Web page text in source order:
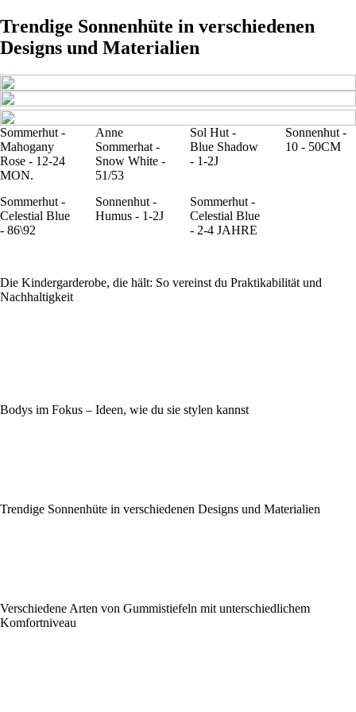
Trendige Sonnenhüte in verschiedenen
Designs und Materialien
Sommerhut -
Mahogany
Rose - 12-24
MON.
Anne
Sommerhat -
Snow White -
51/53
Sol Hut -
Blue Shadow
- 1-2J
Sonnenhut -
10 - 50CM
Sommerhut -
Celestial Blue
- 86\92
Sonnenhut -
Humus - 1-2J
Sommerhut -
Celestial Blue
- 2-4 JAHRE
Die Kindergarderobe, die hält: So vereinst du Praktikabilität und
Nachhaltigkeit
Bodys im Fokus – Ideen, wie du sie stylen kannst
Trendige Sonnenhüte in verschiedenen Designs und Materialien
Verschiedene Arten von Gummistiefeln mit unterschiedlichem
Komfortniveau